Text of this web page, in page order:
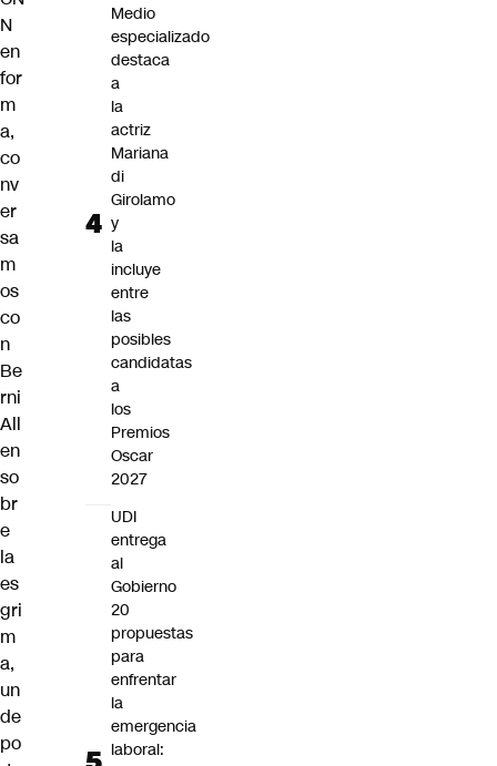
N
en
for
m
a,
co
nv
er
sa
m
os
co
n
Be
rni
All
en
so
br
e
la
es
gri
m
a,
un
de
po
Medio
especializado
destaca
a
la
actriz
Mariana
di
Girolamo
y
la
incluye
entre
las
posibles
candidatas
a
los
Premios
Oscar
2027
UDI
entrega
al
Gobierno
20
propuestas
para
enfrentar
la
emergencia
laboral: